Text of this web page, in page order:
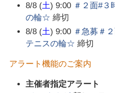
8/8 (土) 9:00 ＃２面#
の輪☆ 締切
8/8 (土) 9:00 ＃急募＃
テニスの輪☆ 締切
アラート機能のご案内
主催者指定アラート